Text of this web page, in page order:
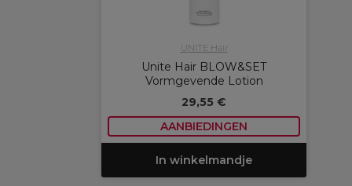
UNITE Hair
Unite Hair BLOW&SET
Vormgevende Lotion
29,55 €
AANBIEDINGEN
In winkelmandje